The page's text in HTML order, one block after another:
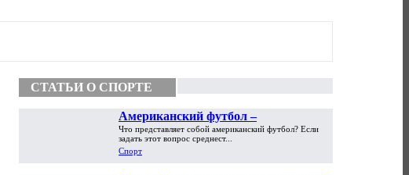
СТАТЬИ О СПОРТЕ
Американский футбол –
национальный спорт Америки
Что представляет собой американский футбол? Если
задать этот вопрос среднест...
Спорт